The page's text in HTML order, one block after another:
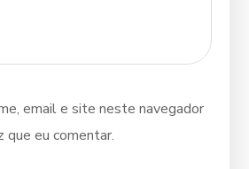
email e site neste navegador
que eu comentar.